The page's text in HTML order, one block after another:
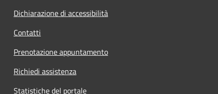
Dichiarazione di accessibilità
Contatti
Prenotazione appuntamento
Richiedi assistenza
Statistiche del portale